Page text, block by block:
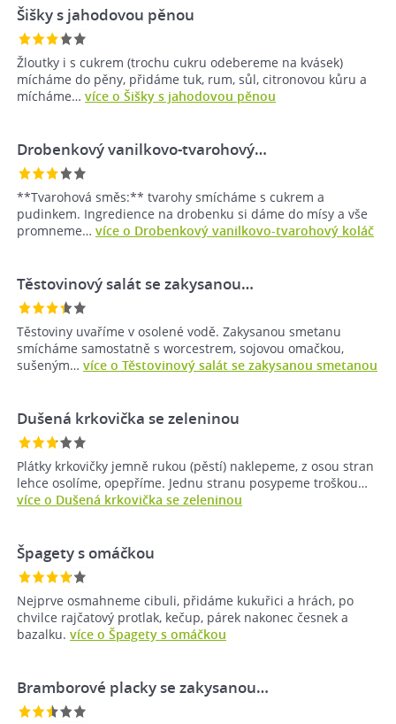
Šišky s jahodovou pěnou
Žloutky i s cukrem (trochu cukru odebereme na kvásek)
mícháme do pěny, přidáme tuk, rum, sůl, citronovou kůru a
mícháme… více o Šišky s jahodovou pěnou
Drobenkový vanilkovo-tvarohový…
**Tvarohová směs:** tvarohy smícháme s cukrem a
pudinkem. Ingredience na drobenku si dáme do mísy a vše
promneme… více o Drobenkový vanilkovo-tvarohový koláč
Těstovinový salát se zakysanou…
Těstoviny uvaříme v osolené vodě. Zakysanou smetanu
smícháme samostatně s worcestrem, sojovou omačkou,
sušeným… více o Těstovinový salát se zakysanou smetanou
Dušená krkovička se zeleninou
Plátky krkovičky jemně rukou (pěstí) naklepeme, z osou stran
lehce osolíme, opepříme. Jednu stranu posypeme troškou…
více o Dušená krkovička se zeleninou
Špagety s omáčkou
Nejprve osmahneme cibuli, přidáme kukuřici a hrách, po
chvilce rajčatový protlak, kečup, párek nakonec česnek a
bazalku. více o Špagety s omáčkou
Bramborové placky se zakysanou…